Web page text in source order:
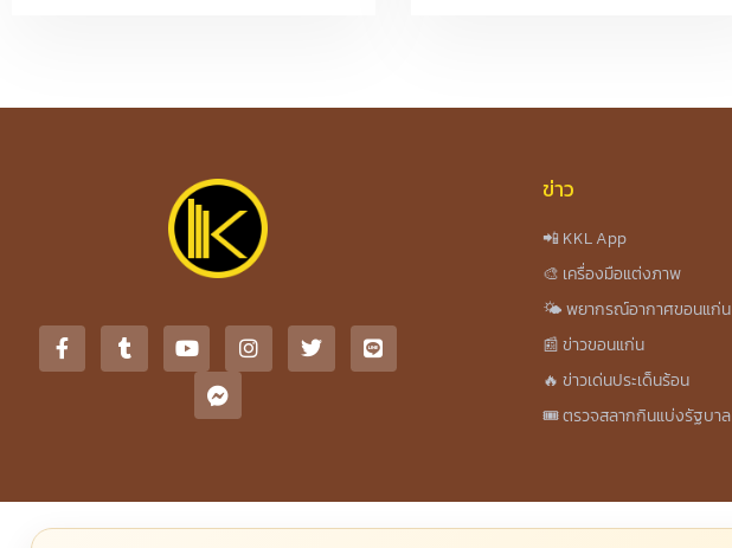
ข่าว
📲 KKL App
🎨 เครื่องมือแต่งภาพ
🌤️ พยากรณ์อากาศขอนแก่น
📰 ข่าวขอนแก่น
🔥 ข่าวเด่นประเด็นร้อน
🎟️ ตรวจสลากกินแบ่งรัฐบาล